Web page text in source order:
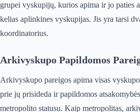
grupei vyskupijų, kurios apima ir jo paties
kelias aplinkines vyskupijas. Jis yra tarsi
koordinatorius.
Arkivyskupo Papildomos
Arkivyskupo pareigos apima visas
prie jų prisideda ir papildomos
metropolito statusu. Kaip metropolitas,